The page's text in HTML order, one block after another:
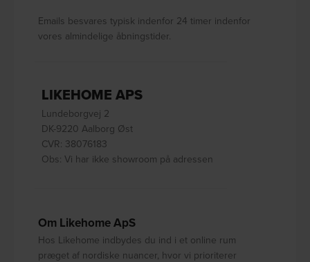
Emails besvares typisk indenfor 24 timer indenfor
vores almindelige åbningstider.
LIKEHOME APS
Lundeborgvej 2
DK-9220 Aalborg Øst
CVR: 38076183
Obs: Vi har ikke showroom på adressen
Om Likehome ApS
Hos Likehome indbydes du ind i et online rum
præget af nordiske nuancer, hvor vi prioriterer